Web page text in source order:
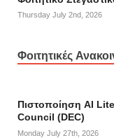
Thursday July 2nd, 2026
Φοιτητικές
Πιστοποίηση AI
Council (DEC)
Monday July 27th, 2026